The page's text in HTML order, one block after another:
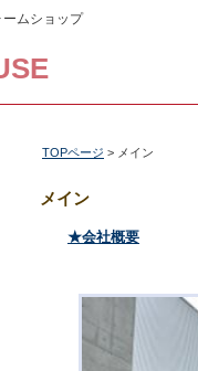
ムショップ
TOPページ > メイン
メイン
★会社概要